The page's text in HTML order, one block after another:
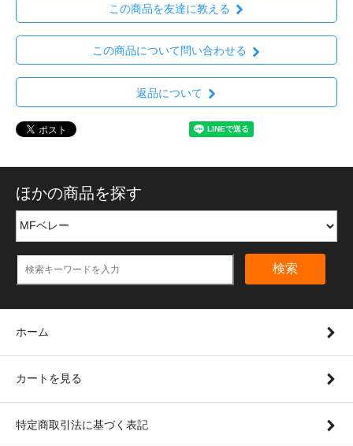
この商品を友達に教える
この商品について問い合わせる
返品について
ほかの商品を探す
検索
ホーム
カートを見る
特定商取引法に基づく表記